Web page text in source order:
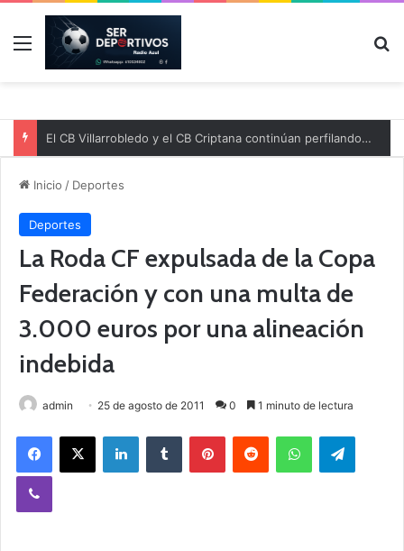
Menú
El CB Villarrobledo y el CB Criptana continúan perfilando sus plantillas
Inicio / Deportes
Deportes
La Roda CF expulsada de la Copa
Federación y con una multa de
3.000 euros por una alineación
indebida
admin 25 de agosto de 2011 0 1 minuto de lectura